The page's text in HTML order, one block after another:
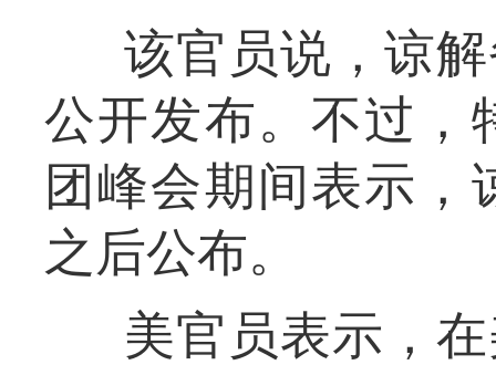
该官员说，谅
公开发布。不过，
团峰会期间表示，
之后公布。
美官员表示，